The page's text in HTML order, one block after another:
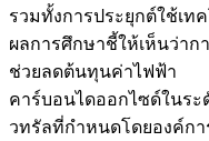
รวมทั้งการประยุกต์ใช้เท
ผลการศึกษาชี้ให้เห็นว่าก
ช่วยลดต้นทุนค่าไฟ
คาร์บอนไดออกไซด์ในร
วทรัลที่กำหนดโดยองค์กา